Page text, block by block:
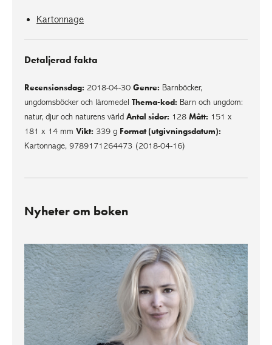
Kartonnage
Detaljerad fakta
Recensionsdag: 2018-04-30 Genre: Barnböcker,
ungdomsböcker och läromedel Thema-kod: Barn och ungdom:
natur, djur och naturens värld Antal sidor: 128 Mått: 151 x
181 x 14 mm Vikt: 339 g Format (utgivningsdatum):
Kartonnage, 9789171264473 (2018-04-16)
Nyheter om boken